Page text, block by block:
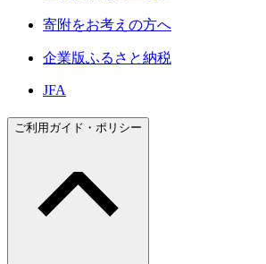
寄附をお考えの方へ
企業版ふるさと納税
JFA
ご利用ガイド・ポリシー